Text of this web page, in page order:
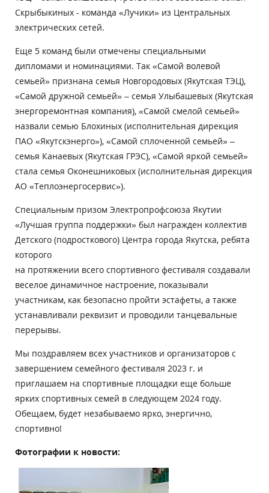
Скрыбыкиных - команда «Лучики» из Центральных
электрических сетей.
Еще 5 команд были отмечены специальными
дипломами и номинациями. Так «Самой волевой
семьей» признана семья Новгородовых (Якутская ТЭЦ),
«Самой дружной семьей» – семья Улыбашевых (Якутская
энергоремонтная компания), «Самой смелой семьей»
назвали семью Блохиных (исполнительная дирекция
ПАО «Якутскэнерго»), «Самой сплоченной семьей» –
семья Канаевых (Якутская ГРЭС), «Самой яркой семьей»
стала семья Оконешниковых (исполнительная дирекция
АО «Теплоэнергосервис»).
Специальным призом Электропрофсоюза Якутии
«Лучшая группа поддержки» был награжден коллектив
Детского (подросткового) Центра города Якутска, ребята
которого
на протяжении всего спортивного фестиваля создавали
веселое динамичное настроение, показывали
участникам, как безопасно пройти эстафеты, а также
устанавливали реквизит и проводили танцевальные
перерывы.
Мы поздравляем всех участников и организаторов с
завершением семейного фестиваля 2023 г. и
приглашаем на спортивные площадки еще больше
ярких спортивных семей в следующем 2024 году.
Обещаем, будет незабываемо ярко, энергично,
спортивно!
Фотографии к новости: